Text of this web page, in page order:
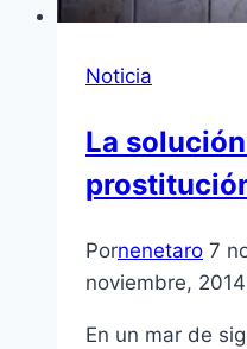
Noticia
La
Pornenetaro 7
noviembre, 2014
En un mar de